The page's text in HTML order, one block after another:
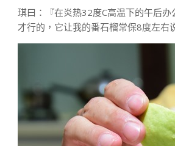
琪曰：『在炎热32度C高温下的午后
才行的，它让我的番石榴常保8度左右